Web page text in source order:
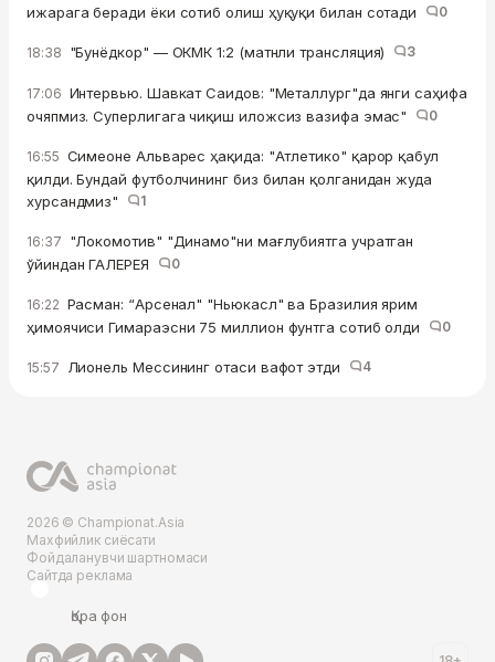
ижарага беради ёки сотиб олиш ҳуқуқи билан сотади
0
18:38 "Бунёдкор" — ОКМК 1:2 (матнли трансляция) 3
17:06 Интервью. Шавкат Саидов: "Металлург"да янги саҳифа
очяпмиз. Суперлигага чиқиш иложсиз вазифа эмас"
0
16:55 Симеоне Альварес ҳақида: "Атлетико" қарор қабул
қилди. Бундай футболчининг биз билан қолганидан жуда
хурсандмиз"
1
16:37 "Локомотив" "Динамо"ни мағлубиятга учратган
ўйиндан ГАЛЕРЕЯ
0
16:22 Расман: “Арсенал" "Ньюкасл" ва Бразилия ярим
ҳимоячиси Гимараэсни 75 миллион фунтга сотиб олди
0
15:57 Лионель Мессининг отаси вафот этди 4
2026 © Championat.Asia
Махфийлик сиёсати
Фойдаланувчи шартномаси
Сайтда реклама
Қора фон